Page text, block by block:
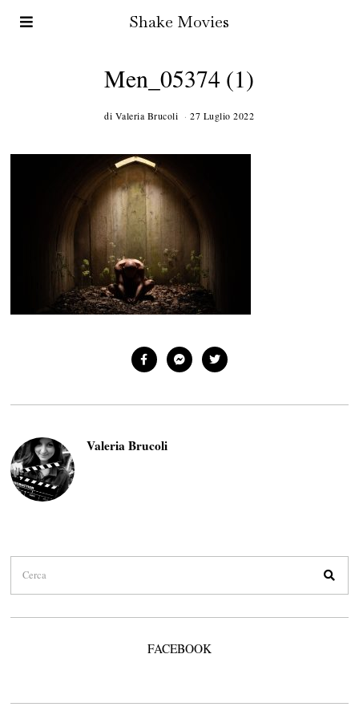
Shake Movies
Men_05374 (1)
di Valeria Brucoli 27 Luglio 2022
Valeria Brucoli
FACEBOOK